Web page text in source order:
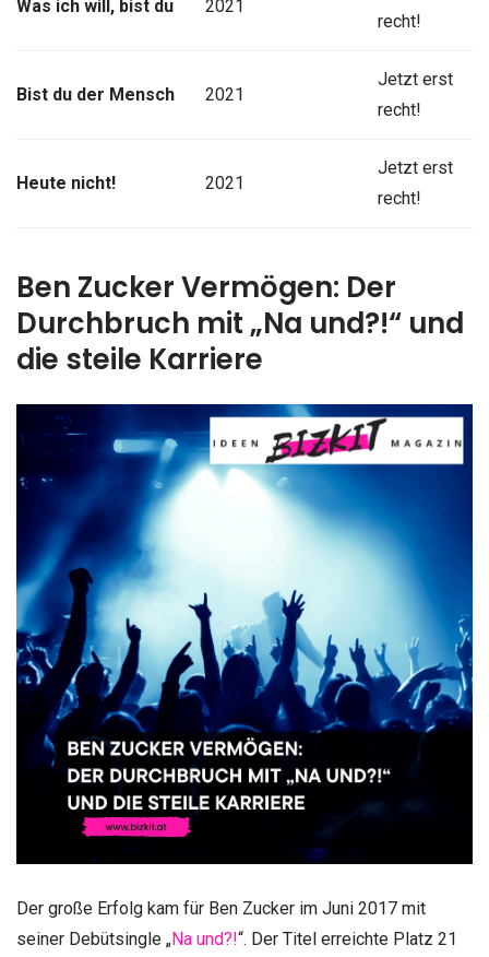
Was ich will, bist du 2021
recht!
Bist du der Mensch 2021
Jetzt erst
recht!
Heute nicht! 2021
Jetzt erst
recht!
Ben Zucker Vermögen: Der
Durchbruch mit „Na und?!“ und
die steile Karriere
Der große Erfolg kam für Ben Zucker im Juni 2017 mit
seiner Debütsingle „Na und?!“. Der Titel erreichte Platz 21